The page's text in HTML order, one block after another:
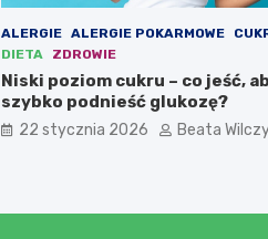
ALERGIE ALERGIE POKARMOWE
DIETA
ZDROWIE
Niski poziom cukru – co jeść,
szybko podnieść glukozę?
22 stycznia 2026 Beata